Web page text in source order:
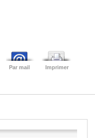
Par mail Imprimer